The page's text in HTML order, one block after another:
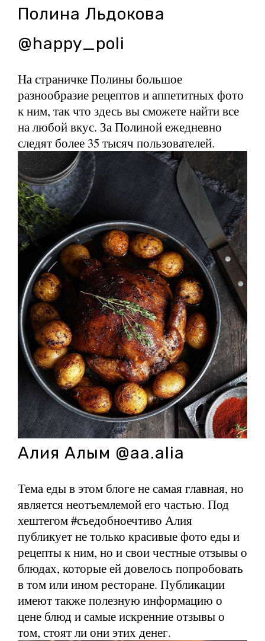
Полина Льдокова
@happy_poli
На страничке Полины большое
разнообразие рецептов и аппетитных фото
к ним, так что здесь вы сможете найти все
на любой вкус. За Полиной ежедневно
следят более 35 тысяч пользователей.
Алия Алым @aa.alia
Тема еды в этом блоге не самая главная, но
является неотъемлемой его частью. Под
хештегом #съедобноечтиво Алия
публикует не только красивые фото еды и
рецепты к ним, но и свои честные отзывы о
блюдах, которые ей довелось попробовать
в том или ином ресторане. Публикации
имеют также полезную информацию о
цене блюд и самые искренние отзывы о
том, стоят ли они этих денег.